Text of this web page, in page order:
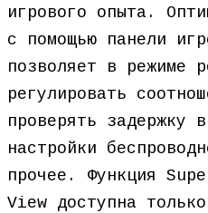
игрового опыта.
с помощью панели
позволяет в режиме
регулировать
проверять задержку
настройки
прочее. Функция
View доступна